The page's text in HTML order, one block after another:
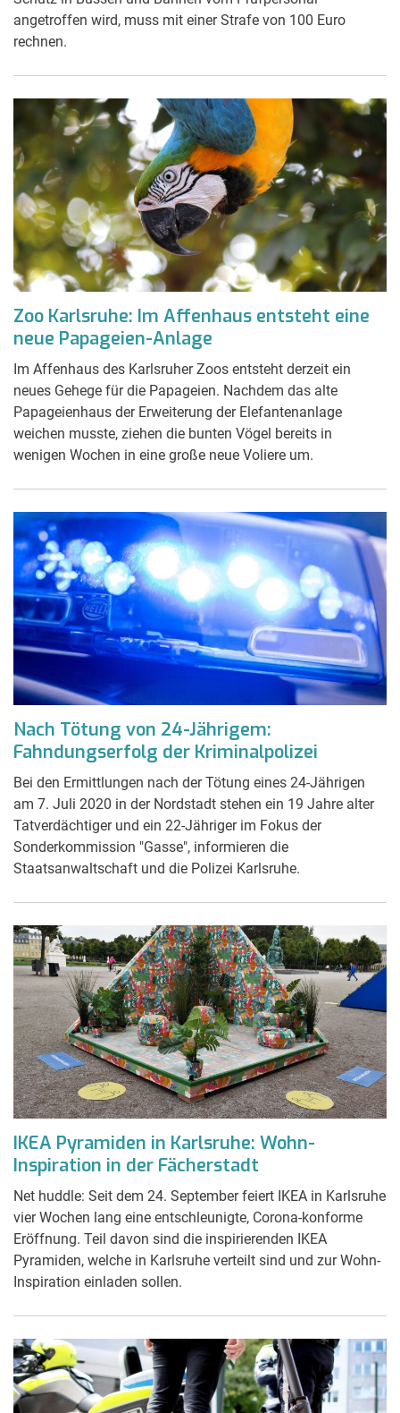
angetroffen wird, muss mit einer Strafe von 100 Euro
rechnen.
Zoo Karlsruhe: Im Affenhaus entsteht eine
neue Papageien-Anlage
Im Affenhaus des Karlsruher Zoos entsteht derzeit ein
neues Gehege für die Papageien. Nachdem das alte
Papageienhaus der Erweiterung der Elefantenanlage
weichen musste, ziehen die bunten Vögel bereits in
wenigen Wochen in eine große neue Voliere um.
Nach Tötung von 24-Jährigem:
Fahndungserfolg der Kriminalpolizei
Bei den Ermittlungen nach der Tötung eines 24-Jährigen
am 7. Juli 2020 in der Nordstadt stehen ein 19 Jahre alter
Tatverdächtiger und ein 22-Jähriger im Fokus der
Sonderkommission "Gasse", informieren die
Staatsanwaltschaft und die Polizei Karlsruhe.
IKEA Pyramiden in Karlsruhe: Wohn-
Inspiration in der Fächerstadt
Net huddle: Seit dem 24. September feiert IKEA in Karlsruhe
vier Wochen lang eine entschleunigte, Corona-konforme
Eröffnung. Teil davon sind die inspirierenden IKEA
Pyramiden, welche in Karlsruhe verteilt sind und zur Wohn-
Inspiration einladen sollen.